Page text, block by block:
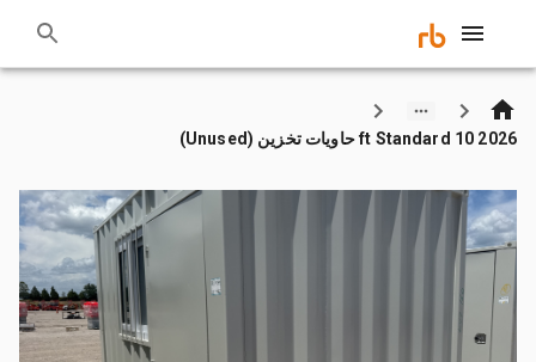
2026 10 ft Standard حاويات تخزين (Unused)